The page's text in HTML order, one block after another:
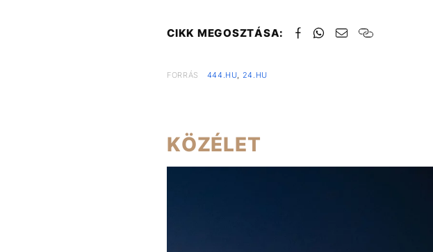
CIKK MEGOSZTÁSA:
FORRÁS 444.HU, 24.HU
KÖZÉLET